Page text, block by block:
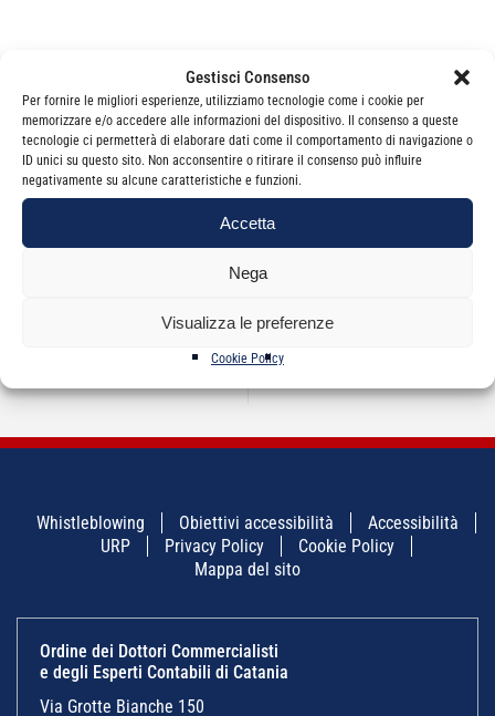
Gestisci Consenso
Per fornire le migliori esperienze, utilizziamo tecnologie come i cookie per
memorizzare e/o accedere alle informazioni del dispositivo. Il consenso a queste
tecnologie ci permetterà di elaborare dati come il comportamento di navigazione o
ID unici su questo sito. Non acconsentire o ritirare il consenso può influire
negativamente su alcune caratteristiche e funzioni.
Accetta
Nega
Visualizza le preferenze
Cookie Policy
CategorieNews
Fondazione Nazionale
Whistleblowing Obiettivi accessibilità
Accessibilità
URP
Privacy Policy
Cookie Policy
Mappa del sito
Ordine dei Dottori Commercialisti
e degli Esperti Contabili di Catania
Via Grotte Bianche 150